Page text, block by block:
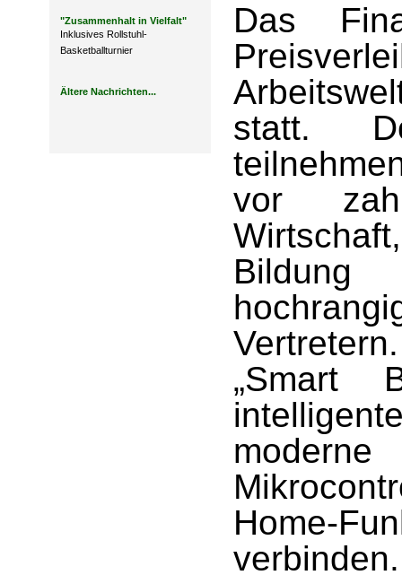
"Zusammenhalt in Vielfalt"
Inklusives Rollstuhl-
Basketballturnier
Ältere Nachrichten...
Das
statt.
vor
„Smart
Home-